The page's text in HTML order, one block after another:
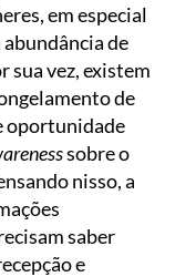
em especial
de
sua vez, existem
de
oportunidade
sobre o
nisso, a
saber
e